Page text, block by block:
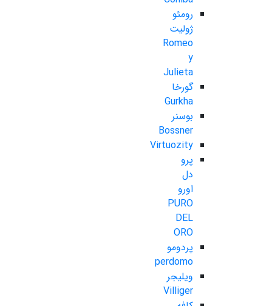
رومئو
ژولیت
Romeo
y
Julieta
گورخا
Gurkha
بوسنر
Bossner
Virtuozity
پرو
دل
اورو
PURO
DEL
ORO
پردومو
perdomo
ویلیجر
Villiger